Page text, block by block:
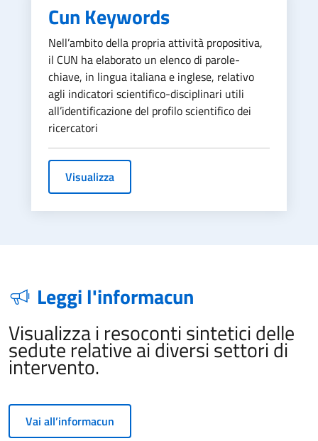
Cun Keywords
Nell’ambito della propria attività propositiva,
il CUN ha elaborato un elenco di parole-
chiave, in lingua italiana e inglese, relativo
agli indicatori scientifico-disciplinari utili
all’identificazione del profilo scientifico dei
ricercatori
Visualizza
Leggi l'informacun
Visualizza i resoconti sintetici delle
sedute relative ai diversi settori di
intervento.
Vai all’informacun